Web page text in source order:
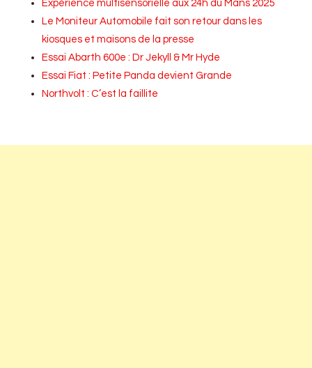
Expérience multisensorielle aux 24h du Mans 2025
Le Moniteur Automobile fait son retour dans les
kiosques et maisons de la presse
Essai Abarth 600e : Dr Jekyll & Mr Hyde
Essai Fiat : Petite Panda devient Grande
Northvolt : C’est la faillite